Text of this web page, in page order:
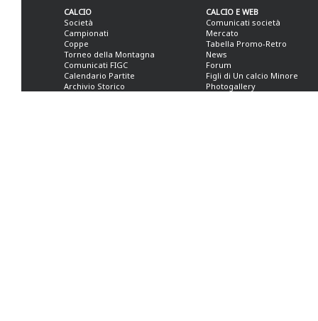
CALCIO
Società
Campionati
Coppe
Torneo della Montagna
Comunicati FIGC
Calendario Partite
Archivio Storico
CALCIO E WEB
Comunicati società
Mercato
Tabella Promo-Retro
News
Forum
Figli di Un calcio Minore
Photogallery